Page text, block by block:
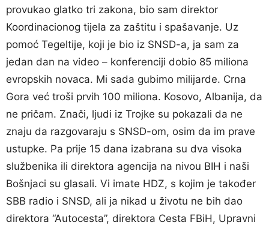
provukao glatko tri zakona, bio sam direktor
Koordinacionog tijela za zaštitu i spašavanje. Uz
pomoć Tegeltije, koji je bio iz SNSD-a, ja sam za
jedan dan na video – konferenciji dobio 85 miliona
evropskih novaca. Mi sada gubimo milijarde. Crna
Gora već troši prvih 100 miliona. Kosovo, Albanija, da
ne pričam. Znači, ljudi iz Trojke su pokazali da ne
znaju da razgovaraju s SNSD-om, osim da im prave
ustupke. Pa prije 15 dana izabrana su dva visoka
službenika ili direktora agencija na nivou BIH i naši
Bošnjaci su glasali. Vi imate HDZ, s kojim je također
SBB radio i SNSD, ali ja nikad u životu ne bih dao
direktora “Autocesta”, direktora Cesta FBiH, Upravni